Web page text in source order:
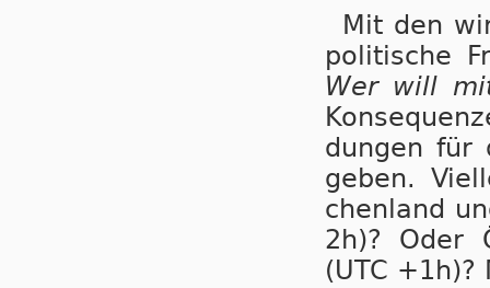
Mit den
po­li­ti­sche
Wer will
dungen für
ge­ben.
chen­land
2h)? Oder
(UTC +1h)?